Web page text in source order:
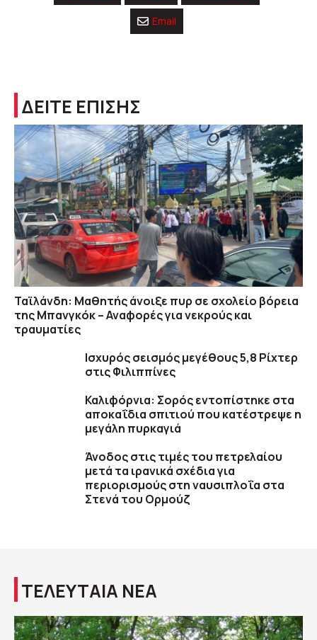
Email
ΔΕΙΤΕ ΕΠΙΣΗΣ
Ταϊλάνδη: Μαθητής άνοιξε πυρ σε σχολείο βόρεια
της Μπανγκόκ – Αναφορές για νεκρούς και
τραυματίες
Ισχυρός σεισμός μεγέθους 5,8 Ρίχτερ
στις Φιλιππίνες
Καλιφόρνια: Σορός εντοπίστηκε στα
αποκαΐδια σπιτιού που κατέστρεψε η
μεγάλη πυρκαγιά
Άνοδος στις τιμές του πετρελαίου
μετά τα ιρανικά σχέδια για
περιορισμούς στη ναυσιπλοΐα στα
Στενά του Ορμούζ
ΤΕΛΕΥΤΑΙΑ ΝΕΑ